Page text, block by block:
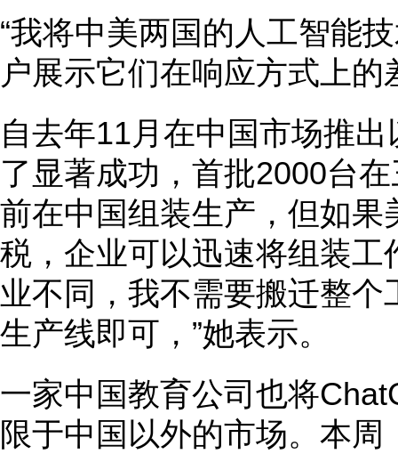
“我将中美两国的人工智能
户展示它们在响应方式上的
自去年11月在中国市场推
了显著成功，首批2000台
前在中国组装生产，但如
税，企业可以迅速将组装工
业不同，我不需要搬迁整
生产线即可，”她表示。
一家中国教育公司也将
限于中国以外的市场。本